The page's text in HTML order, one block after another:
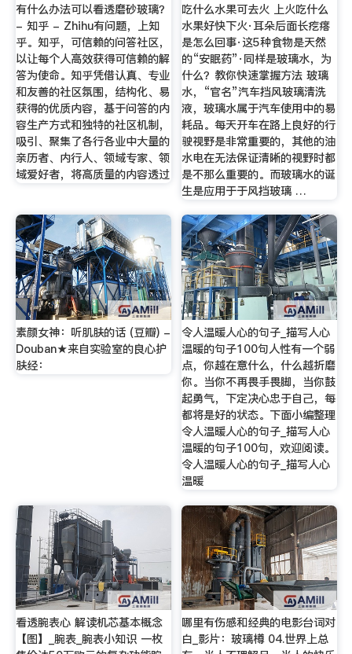
有什么办法可以看透磨砂玻璃？
- 知乎 - Zhihu有问题，上知
乎。知乎，可信赖的问答社区，
以让每个人高效获得可信赖的解
答为使命。知乎凭借认真、专业
和友善的社区氛围，结构化、易
获得的优质内容，基于问答的内
容生产方式和独特的社区机制，
吸引、聚集了各行各业中大量的
亲历者、内行人、领域专家、领
域爱好者，将高质量的内容透过
吃什么水果可去火 上火吃什么
水果好快下火·耳朵后面长疙瘩
是怎么回事·这5种食物是天然
的“安眠药”·同样是玻璃水，为
什么？教你快速掌握方法 玻璃
水，“官名”汽车挡风玻璃清洗
液，玻璃水属于汽车使用中的易
耗品。每天开车在路上良好的行
驶视野是非常重要的，其他的油
水电在无法保证清晰的视野时都
是不那么重要的。而玻璃水的诞
生是应用于于风挡玻璃 …
素颜女神：听肌肤的话 (豆瓣) -
Douban★来自实验室的良心护
肤经：
令人温暖人心的句子_描写人心
温暖的句子100句人性有一个弱
点，你越在意什么，什么越折磨
你。当你不再畏手畏脚，当你鼓
起勇气，下定决心忠于自己，每
都将是好的状态。下面小编整理
令人温暖人心的句子_描写人心
温暖的句子100句，欢迎阅读。
令人温暖人心的句子_描写人心
温暖
看透腕表心 解读机芯基本概念
【图】_腕表_腕表小知识 一枚
哪里有伤感和经典的电影台词对
白_影片：玻璃樽 04.世界上总